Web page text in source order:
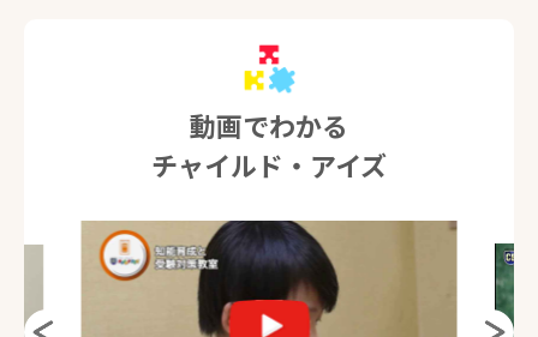
動画でわかる
チャイルド・アイズ